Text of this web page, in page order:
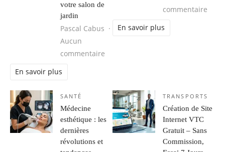
votre salon de
jardin
Pascal Cabus
Aucun
commentaire
En savoir plus
commentaire
En savoir plus
SANTÉ
Médecine
esthétique : les
dernières
révolutions et
TRANSPORTS
Création de Site
Internet VTC
Gratuit – Sans
Commission,